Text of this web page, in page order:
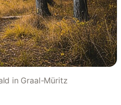
in Graal-Müritz